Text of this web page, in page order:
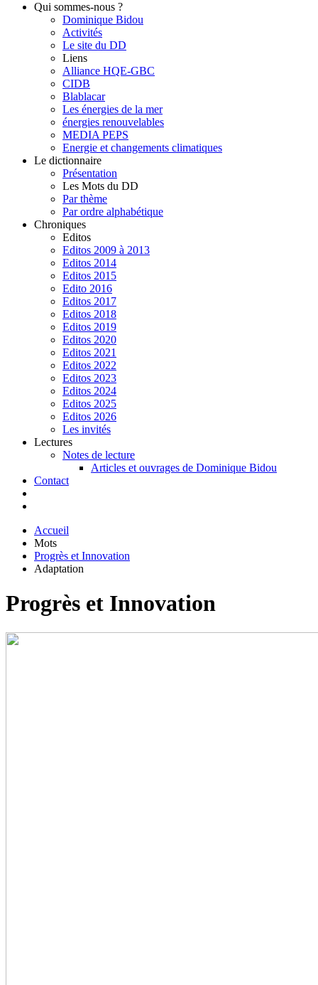
Qui sommes-nous ?
Dominique Bidou
Activités
Le site du DD
Liens
Alliance HQE-GBC
CIDB
Blablacar
Les énergies de la mer
énergies renouvelables
MEDIA PEPS
Energie et changements climatiques
Le dictionnaire
Présentation
Les Mots du DD
Par thème
Par ordre alphabétique
Chroniques
Editos
Editos 2009 à 2013
Editos 2014
Editos 2015
Edito 2016
Editos 2017
Editos 2018
Editos 2019
Editos 2020
Editos 2021
Editos 2022
Editos 2023
Editos 2024
Editos 2025
Editos 2026
Les invités
Lectures
Notes de lecture
Articles et ouvrages de Dominique Bidou
Contact
Accueil
Mots
Progrès et Innovation
Adaptation
Progrès et Innovation